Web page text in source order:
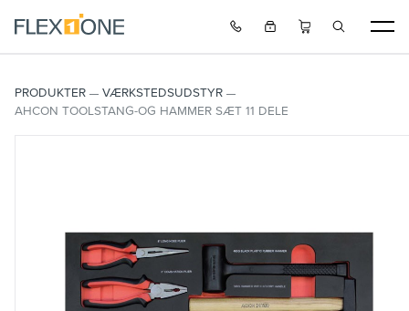
PRODUKTER
VÆRKSTEDSUDSTYR
AHCON TOOLSTANG-OG HAMMER SÆT 11 DELE